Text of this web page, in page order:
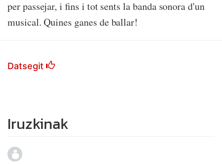
per passejar, i fins i tot sents la banda sonora d'un
musical. Quines ganes de ballar!
Datsegit
Iruzkinak